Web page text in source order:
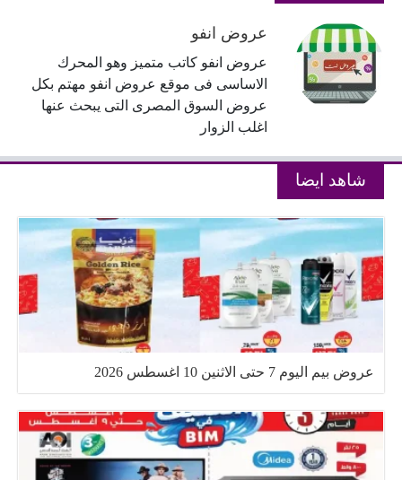
عروض انفو
عروض انفو كاتب متميز وهو المحرك
الاساسى فى موقع عروض انفو مهتم بكل
عروض السوق المصرى التى يبحث عنها
اغلب الزوار
شاهد ايضا
عروض بيم اليوم 7 حتى الاثنين 10 اغسطس 2026